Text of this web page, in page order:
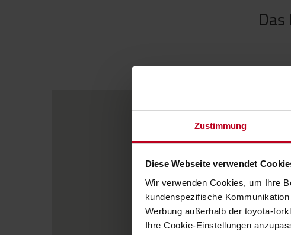
Zustimmung
Diese Webseite verwendet
Wir verwenden Cookies, um Ihre
kundenspezifische
Werbung außerhalb der toyota-
Ihre Cookie-Einstellungen